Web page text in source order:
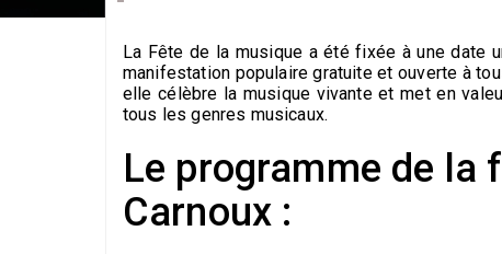
La Fête de la musique a été fixée à une date
manifestation populaire gratuite et ouverte à
elle célèbre la musique vivante et met en
tous les genres musicaux.
Le programme de la
Carnoux :